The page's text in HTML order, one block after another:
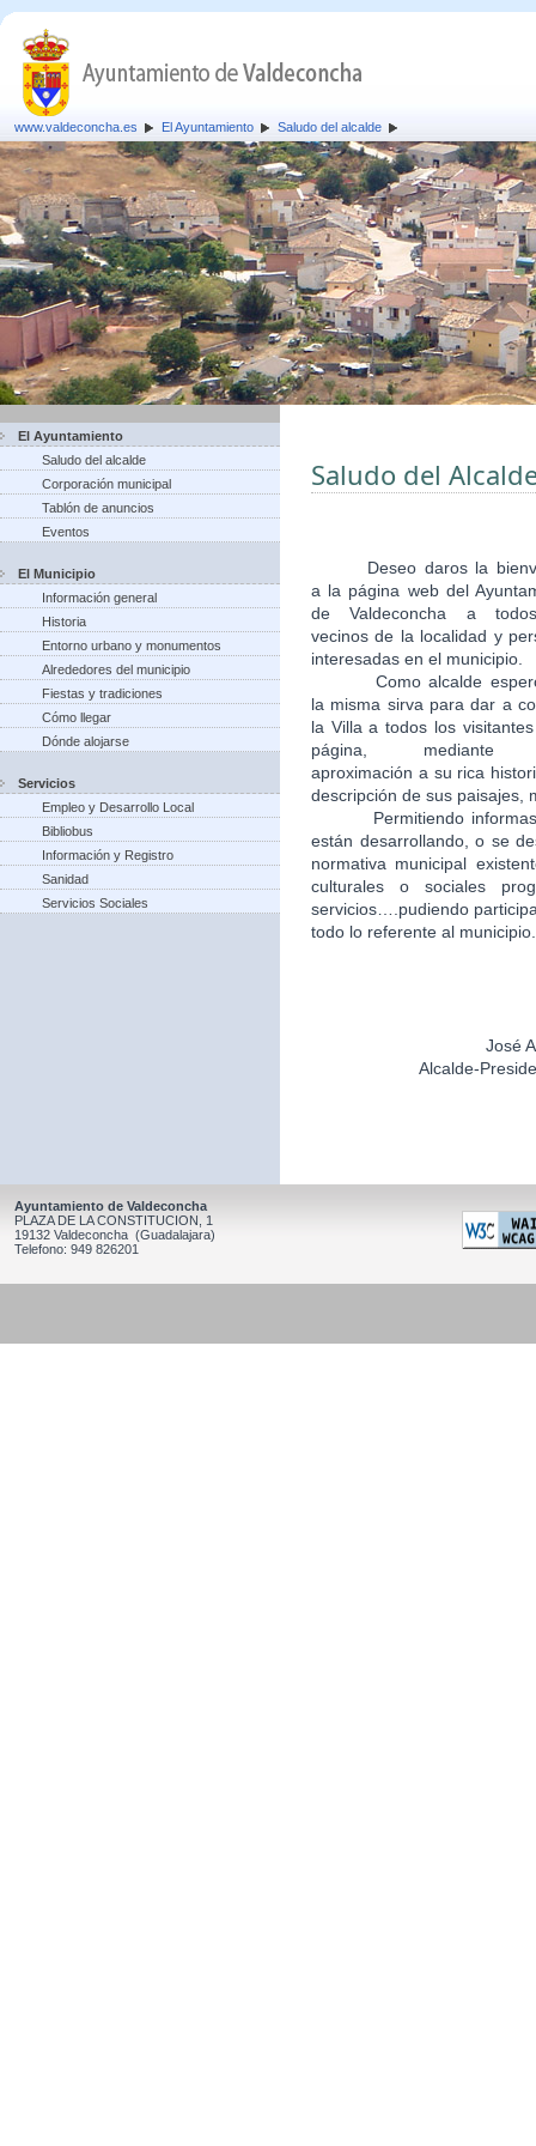
www.valdeconcha.es El Ayuntamiento Saludo del alcalde
El Ayuntamiento
Saludo del alcalde
Corporación municipal
Tablón de anuncios
Eventos
El Municipio
Información general
Historia
Entorno urbano y monumentos
Alrededores del municipio
Fiestas y tradiciones
Cómo llegar
Dónde alojarse
Servicios
Empleo y Desarrollo Local
Bibliobus
Información y Registro
Sanidad
Servicios Sociales
Saludo del
Deseo daros la
a la página web del
de Valdeconcha a
vecinos de la localidad y
interesadas en el municipio.
Como alcalde
la misma sirva para dar a
la Villa a todos los
página, mediante
aproximación a su rica
descripción de sus paisajes,
Permitiendo
están desarrollando, o se
normativa municipal
culturales o sociales
servicios….pudiendo
todo lo referente al municipio.
José
Alcalde-
Ayuntamiento de Valdeconcha
PLAZA DE LA CONSTITUCION, 1
19132 Valdeconcha (Guadalajara)
Telefono: 949 826201